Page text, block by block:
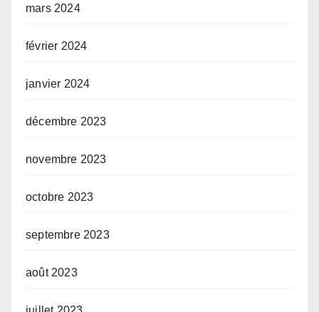
mars 2024
février 2024
janvier 2024
décembre 2023
novembre 2023
octobre 2023
septembre 2023
août 2023